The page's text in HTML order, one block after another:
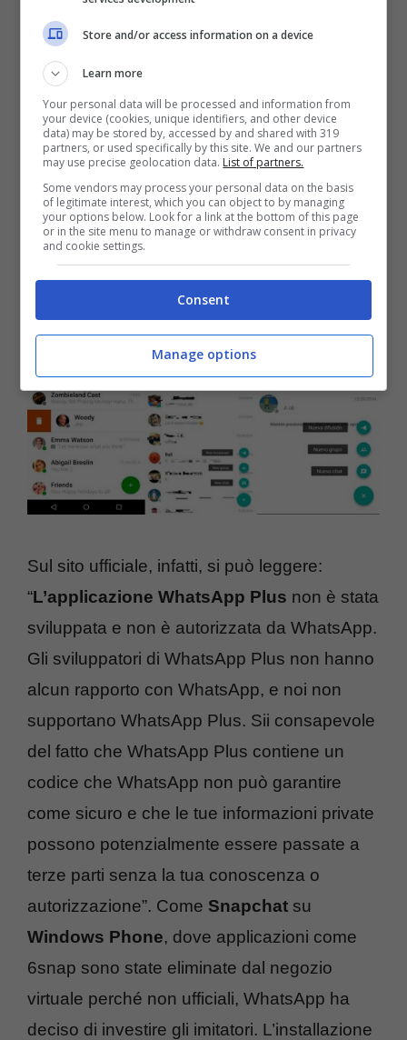
milioni di messaggi in tutto il mondo.
Sul sito ufficiale, infatti, si può leggere:
“L’applicazione WhatsApp Plus non è stata
sviluppata e non è autorizzata da WhatsApp.
Gli sviluppatori di WhatsApp Plus non hanno
alcun rapporto con WhatsApp, e noi non
supportano WhatsApp Plus. Sii consapevole
del fatto che WhatsApp Plus contiene un
codice che WhatsApp non può garantire
come sicuro e che le tue informazioni private
possono potenzialmente essere passate a
terze parti senza la tua conoscenza o
autorizzazione”. Come Snapchat su
Windows Phone, dove applicazioni come
6snap sono state eliminate dal negozio
virtuale perché non ufficiali, WhatsApp ha
deciso di investire gli imitatori. L’installazione
Store and/or access information on a device
Learn more
Your personal data will be processed and information from
your device (cookies, unique identifiers, and other device
data) may be stored by, accessed by and shared with 319
partners, or used specifically by this site. We and our partners
may use precise geolocation data. List of partners.
Some vendors may process your personal data on the basis
of legitimate interest, which you can object to by managing
your options below. Look for a link at the bottom of this page
or in the site menu to manage or withdraw consent in privacy
and cookie settings.
Consent
Manage options